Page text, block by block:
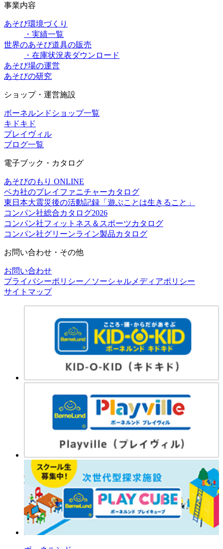
事業内容
あそび環境づくり
・実績一覧
世界のあそび道具の販売
・在庫状況表ダウンロード
あそび場の運営
あそびの研究
ショップ・運営施設
ボーネルンドショップ一覧
キドキド
プレイヴィル
ブログ一覧
電子ブック・カタログ
あそびのもり ONLINE
ベカ社のプレイファニチャーカタログ
東日本大震災後の活動記録「遊ぶことは生きること」
コンパン社総合カタログ2026
コンパン社フィットネス＆スポーツカタログ
コンパン社グリーンライン製品カタログ
お問い合わせ・その他
お問い合わせ
プライバシーポリシー／ソーシャルメディアポリシー
サイトマップ